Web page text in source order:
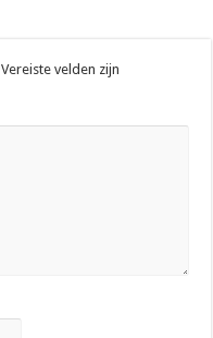
Vereiste velden zijn